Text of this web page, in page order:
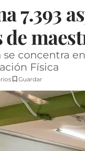
7.393
se concentra
Física
Guardar